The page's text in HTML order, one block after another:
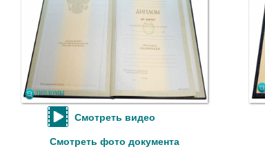
Смотреть видео
Смотреть фото документа